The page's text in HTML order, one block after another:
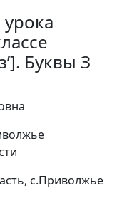
урока
Буквы З
с.Приволжье